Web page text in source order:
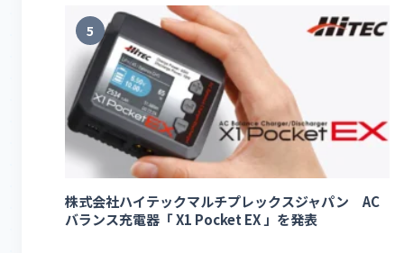
5
株式会社ハイテックマルチプレックスジャパン AC
バランス充電器「 X1 Pocket EX 」を発表